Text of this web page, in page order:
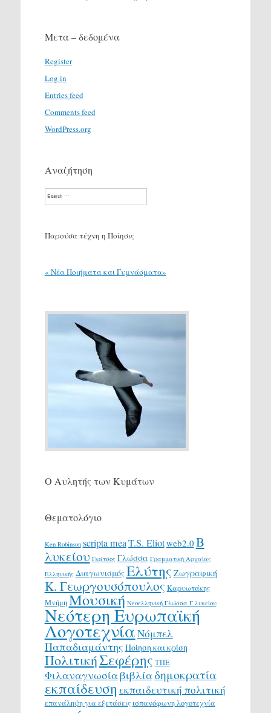
Μετα – δεδομένα
Register
Log in
Entries feed
Comments feed
WordPress.org
Αναζήτηση
Search
Παρούσα τέχνη η Ποίησις
« Νέα Ποιήματα και Γυμνάσματα»
Ο Αυλητής των Κυμάτων
Θεματολόγιο
Ken Robinson scripta meaT.S. Eliotweb2.0 Β
λυκείου Γκάτσος Γλώσσα Γραμματική Αρχαίας
Ελληνικής ΔιαγωνισμόςΕλύτης Ζωγραφική
Κ. Γεωργουσόπουλος Καρυωτάκης
ΜνήμηΜουσική Νεοελληνική Γλώσσα Γ λυκείου
Νεότερη Ευρωπαϊκή
ΛογοτεχνίαΝόμπελ
Παπαδιαμάντης Ποίηση και κρίση
ΠολιτικήΣεφέρης ΤΠΕ
Φιλαναγνωσίαβιβλίαδημοκρατία
εκπαίδευση εκπαιδευτική πολιτική
επανάληψη για εξετάσεις ισπανόφωνη λογοτεχνία